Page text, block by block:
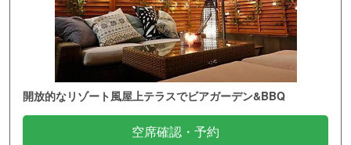
開放的なリゾート風屋上テラスでビアガーデン&BBQ
空席確認・予約